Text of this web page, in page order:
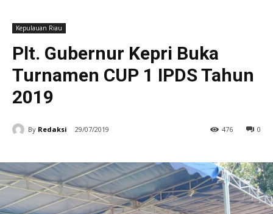
Kepulauan Riau
Plt. Gubernur Kepri Buka
Turnamen CUP 1 IPDS Tahun
2019
By Redaksi 29/07/2019 0
476